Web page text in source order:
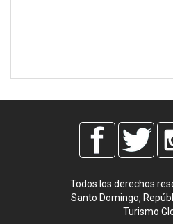
Todos los derechos
Santo Domingo,
Turismo